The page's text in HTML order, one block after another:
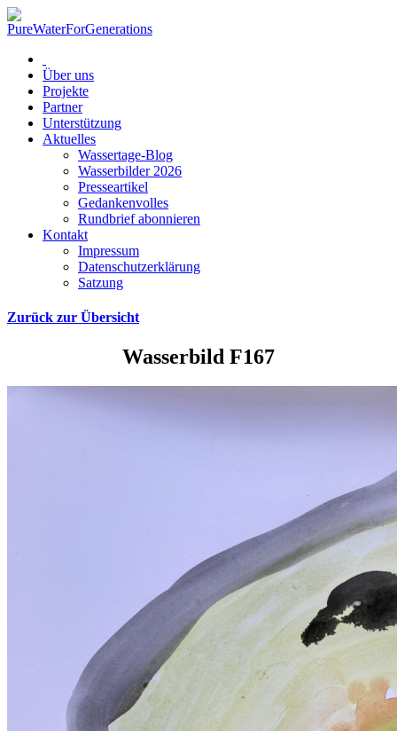
Über uns
Projekte
Partner
Unterstützung
Aktuelles
Wassertage-Blog
Wasserbilder 2026
Presseartikel
Gedankenvolles
Rundbrief abonnieren
Kontakt
Impressum
Datenschutzerklärung
Satzung
Zurück zur Übersicht
Wasserbild F167